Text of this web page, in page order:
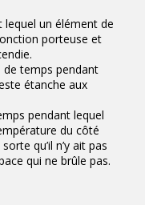
lequel un élément de
porteuse et
de temps pendant
étanche aux
pendant lequel
du côté
qu’il n’y ait pas
qui ne brûle pas.